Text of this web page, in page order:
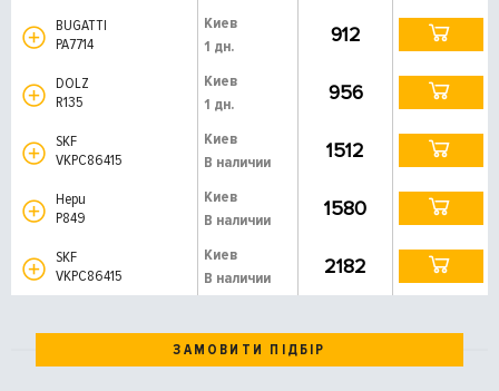
BUGATTI
PA7714
Киев
1 дн.
912
DOLZ
R135
Киев
1 дн.
956
SKF
VKPC86415
Киев
В наличии
1512
Hepu
P849
Киев
В наличии
1580
SKF
VKPC86415
Киев
В наличии
2182
ЗАМОВИТИ ПІДБІР